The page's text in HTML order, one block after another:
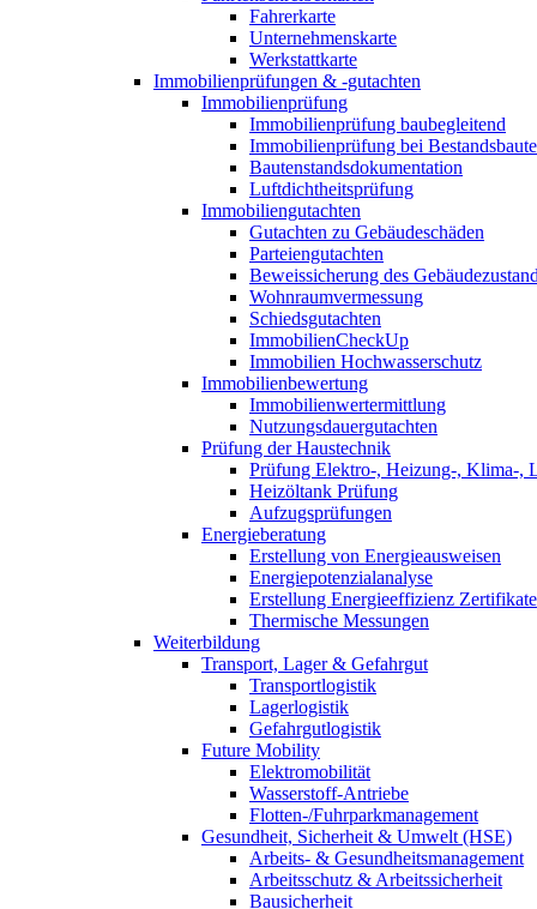
Fahrerkarte
Unternehmenskarte
Werkstattkarte
Immobilienprüfungen & -gutachten
Immobilienprüfung
Immobilienprüfung baubegleitend
Immobilienprüfung bei
Bautenstandsdokumentation
Luftdichtheitsprüfung
Immobiliengutachten
Gutachten zu Gebäudeschäden
Parteiengutachten
Beweissicherung des
Wohnraumvermessung
Schiedsgutachten
ImmobilienCheckUp
Immobilien Hochwasserschutz
Immobilienbewertung
Immobilienwertermittlung
Nutzungsdauergutachten
Prüfung der Haustechnik
Prüfung Elektro-, Heizung-, Klima-,
Heizöltank Prüfung
Aufzugsprüfungen
Energieberatung
Erstellung von Energieausweisen
Energiepotenzialanalyse
Erstellung Energieeffizienz Zertifikate
Thermische Messungen
Weiterbildung
Transport, Lager & Gefahrgut
Transportlogistik
Lagerlogistik
Gefahrgutlogistik
Future Mobility
Elektromobilität
Wasserstoff-Antriebe
Flotten-/Fuhrparkmanagement
Gesundheit, Sicherheit & Umwelt (HSE)
Arbeits- & Gesundheitsmanagement
Arbeitsschutz & Arbeitssicherheit
Bausicherheit